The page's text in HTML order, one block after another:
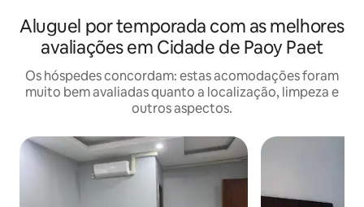
Aluguel por temporada com as melhores
avaliações em Cidade de Paoy Paet
Os hóspedes concordam: estas acomodações foram
muito bem avaliadas quanto a localização, limpeza e
outros aspectos.